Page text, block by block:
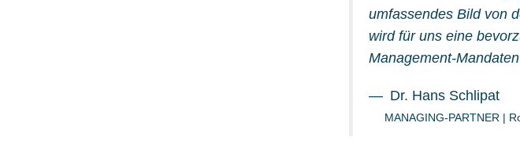
umfassendes Bild von
wird für uns eine
Management-
Dr. Hans Schlipat
MANAGING-PARTNER |